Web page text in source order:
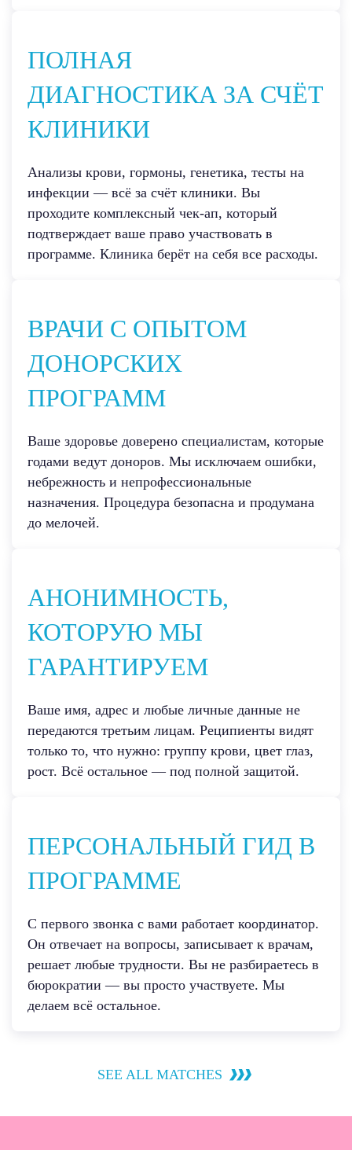
ПОЛНАЯ
ДИАГНОСТИКА ЗА СЧЁТ
КЛИНИКИ
Анализы крови, гормоны, генетика, тесты на
инфекции — всё за счёт клиники. Вы
проходите комплексный чек-ап, который
подтверждает ваше право участвовать в
программе. Клиника берёт на себя все расходы.
ВРАЧИ С ОПЫТОМ
ДОНОРСКИХ
ПРОГРАММ
Ваше здоровье доверено специалистам, которые
годами ведут доноров. Мы исключаем ошибки,
небрежность и непрофессиональные
назначения. Процедура безопасна и продумана
до мелочей.
АНОНИМНОСТЬ,
КОТОРУЮ МЫ
ГАРАНТИРУЕМ
Ваше имя, адрес и любые личные данные не
передаются третьим лицам. Реципиенты видят
только то, что нужно: группу крови, цвет глаз,
рост. Всё остальное — под полной защитой.
ПЕРСОНАЛЬНЫЙ ГИД В
ПРОГРАММЕ
С первого звонка с вами работает координатор.
Он отвечает на вопросы, записывает к врачам,
решает любые трудности. Вы не разбираетесь в
бюрократии — вы просто участвуете. Мы
делаем всё остальное.
SEE ALL MATCHES